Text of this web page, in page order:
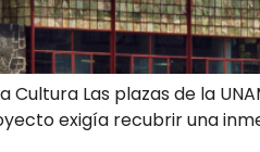
Cultura Las plazas de la
exigía recubrir una